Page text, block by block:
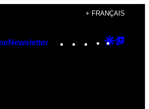
+ FRANÇAIS
Newsletter Instagram
TikTok
YouTube
Google